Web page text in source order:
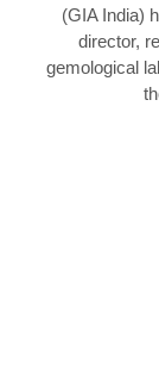
(GIA India)
director,
gemological